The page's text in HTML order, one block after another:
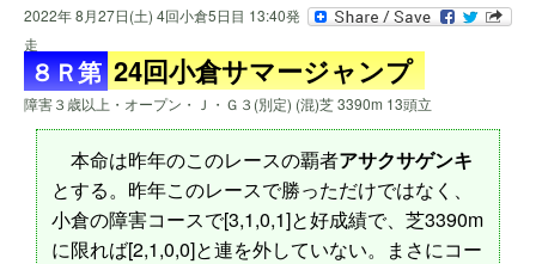
2022年 8月27日(土) 4回小倉5日目 13:40発
走
８Ｒ第 24回小倉サマージャンプ
障害３歳以上・オープン・Ｊ・Ｇ３(別定) (混)芝 3390m 13頭立
本命は昨年のこのレースの覇者アサクサゲンキ
とする。昨年このレースで勝っただけではなく、
小倉の障害コースで[3,1,0,1]と好成績で、芝3390m
に限れば[2,1,0,0]と連を外していない。まさにコー